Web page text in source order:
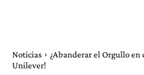
Noticias
¿Abanderar el Orgullo en
Unilever!